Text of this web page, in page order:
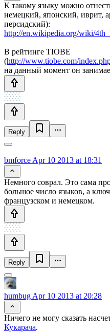
К такому языку можно
немецкий, японский, иврит,
персидский):
http://en.wikipedia.org/wiki/
В рейтинге TIOBE
(http://www.tiobe.com/
на данный момент он
Reply
bmforce Apr 10 2013 at 18:31
Немного соврал. Это сама
большое число языков, а
французском и немецком.
Reply
humbug Apr 10 2013 at 20:28
Ничего не могу сказать
Кукарача.